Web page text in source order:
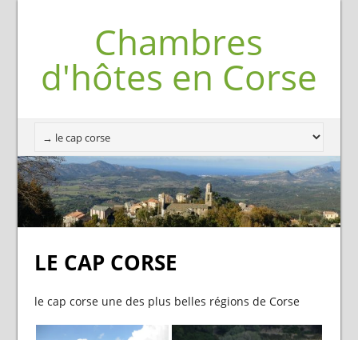
Chambres
d'hôtes en Corse
LE CAP CORSE
le cap corse une des plus belles régions de Corse